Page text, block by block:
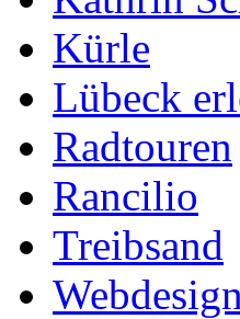
Kürle
Lübeck
Radtouren
Rancilio
Treibsand
Webdesign